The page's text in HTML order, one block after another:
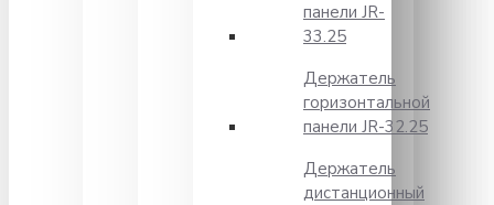
панели JR-
33.25
Держатель
горизонтальной
панели JR-32.25
Держатель
дистанционный